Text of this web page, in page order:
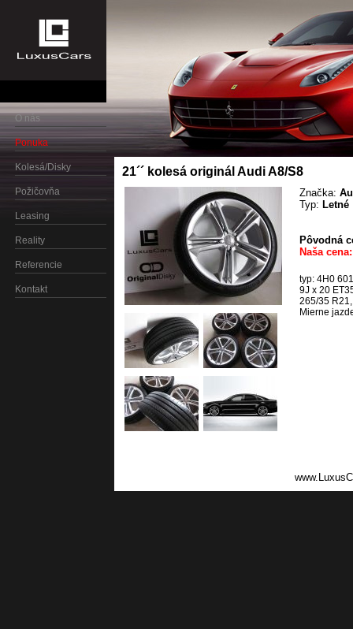
O nás
Ponuka
Kolesá/Disky
Požičovňa
Leasing
Reality
Referencie
Kontakt
21´´ kolesá originál Audi A8/S8
Značka:
Typ: Letné
Pôvodná
Naša
typ: 4H0
9J x 20
265/35
Mierne